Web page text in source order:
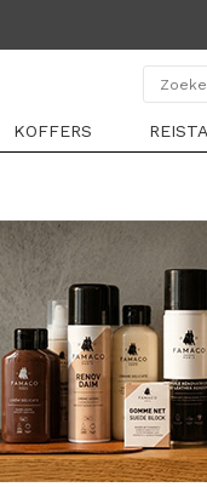
KOFFERS